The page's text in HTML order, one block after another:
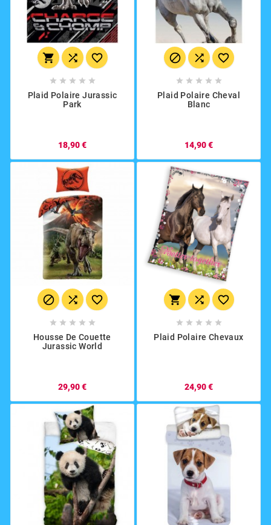
  
    
Plaid Polaire Jurassic
Park
18,90 €
  
    
Plaid Polaire Cheval
Blanc
14,90 €
  
    
Housse De Couette
Jurassic World
29,90 €
  
    
Plaid Polaire Chevaux
24,90 €